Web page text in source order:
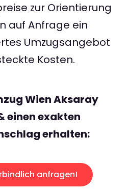
zur Orientierung
auf Anfrage ein
Umzugsangebot
Kosten.
Wien Aksaray
einen exakten
erhalten:
anfragen!